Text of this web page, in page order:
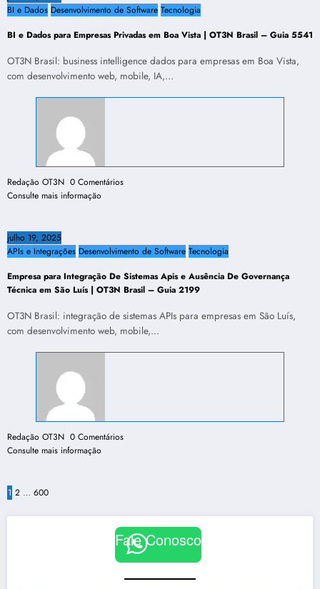
BI e Dados Desenvolvimento de Software Tecnologia
BI e Dados para Empresas Privadas em Boa Vista | OT3N Brasil – Guia 5541
OT3N Brasil: business intelligence dados para empresas em Boa Vista,
com desenvolvimento web, mobile, IA,…
Redação OT3N 0 Comentários
Consulte mais informação
julho 19, 2025
APIs e Integrações Desenvolvimento de Software Tecnologia
Empresa para Integração De Sistemas Apis e Ausência De Governança
Técnica em São Luís | OT3N Brasil – Guia 2199
OT3N Brasil: integração de sistemas APIs para empresas em São Luís,
com desenvolvimento web, mobile,…
Redação OT3N 0 Comentários
Consulte mais informação
Paginação
de
1 2 … 600
Fale Conosco